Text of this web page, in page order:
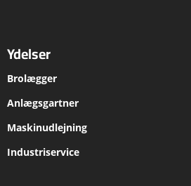
Ydelser
Brolægger
Anlægsgartner
Maskinudlejning
Industriservice